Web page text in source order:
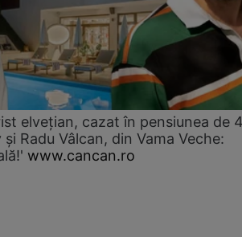
elvețian, cazat în pensiunea de
Radu Vâlcan, din Vama Veche:
www.cancan.ro